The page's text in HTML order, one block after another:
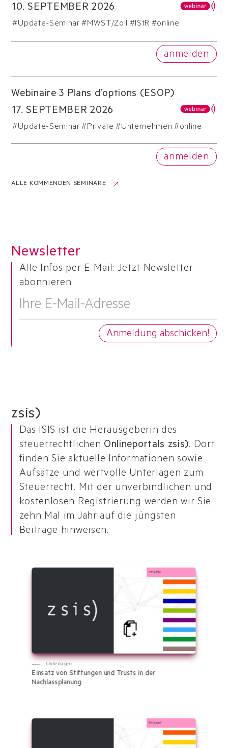
10. SEPTEMBER 2026
#Update-Seminar #MWST/Zoll #IStR #online
anmelden
Webinaire 3 Plans d’options (ESOP)
17. SEPTEMBER 2026
#Update-Seminar #Private #Unternehmen #online
anmelden
ALLE KOMMENDEN SEMINARE
Newsletter
Alle Infos per E-Mail: Jetzt Newsletter
abonnieren.
zsis)
Das ISIS ist die Herausgeberin des
steuerrechtlichen Onlineportals zsis). Dort
finden Sie aktuelle Informationen sowie
Aufsätze und wertvolle Unterlagen zum
Steuerrecht. Mit der unverbindlichen und
kostenlosen Registrierung werden wir Sie
zehn Mal im Jahr auf die jüngsten
Beiträge hinweisen.
Unterlagen
Einsatz von Stiftungen und Trusts in der
Nachlassplanung